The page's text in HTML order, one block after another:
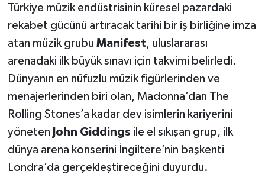
Türkiye müzik endüstrisinin küresel pazardaki
rekabet gücünü artıracak tarihi bir iş birliğine imza
atan müzik grubu Manifest, uluslararası
arenadaki ilk büyük sınavı için takvimi belirledi.
Dünyanın en nüfuzlu müzik figürlerinden ve
menajerlerinden biri olan, Madonna’dan The
Rolling Stones’a kadar dev isimlerin kariyerini
yöneten John Giddings ile el sıkışan grup, ilk
dünya arena konserini İngiltere’nin başkenti
Londra’da gerçekleştireceğini duyurdu.